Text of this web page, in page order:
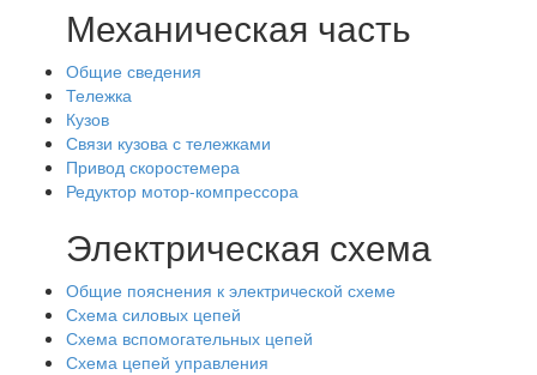
Механическая часть
Общие сведения
Тележка
Кузов
Связи кузова с тележками
Привод скоростемера
Редуктор мотор-компрессора
Электрическая схема
Общие пояснения к электрической схеме
Схема силовых цепей
Схема вспомогательных цепей
Схема цепей управления